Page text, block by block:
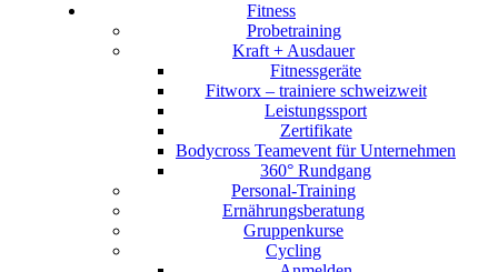
Fitness
Probetraining
Kraft + Ausdauer
Fitnessgeräte
Fitworx – trainiere schweizweit
Leistungssport
Zertifikate
Bodycross Teamevent für Unternehmen
360° Rundgang
Personal-Training
Ernährungsberatung
Gruppenkurse
Cycling